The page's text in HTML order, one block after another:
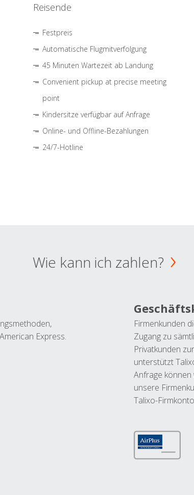
Reisende
Festpreis
Automatische Flugmitverfolgung
45 Minuten Wartezeit ab Landung
Convenient pickup at precise meeting
point
Kindersitze verfügbar auf Anfrage
Online- und Offline-Bezahlungen
24/7-Hotline
Wie kann ich zahlen?
Express.
Firmenkunden
Zugang zu
Privatkunden
unterstützt
Anfrage können
unsere
Talixo-